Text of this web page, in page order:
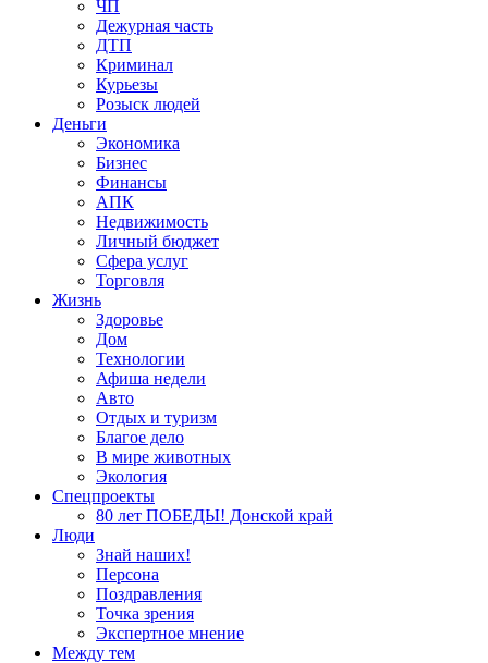
ЧП
Дежурная часть
ДТП
Криминал
Курьезы
Розыск людей
Деньги
Экономика
Бизнес
Финансы
АПК
Недвижимость
Личный бюджет
Сфера услуг
Торговля
Жизнь
Здоровье
Дом
Технологии
Афиша недели
Авто
Отдых и туризм
Благое дело
В мире животных
Экология
Спецпроекты
80 лет ПОБЕДЫ! Донской край
Люди
Знай наших!
Персона
Поздравления
Точка зрения
Экспертное мнение
Между тем